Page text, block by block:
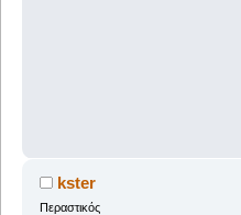
kster
Περαστικός